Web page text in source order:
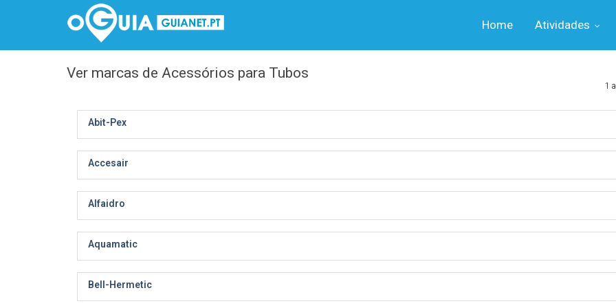
Home Atividades
Ver marcas de Acessórios para Tubos
1
Abit-Pex
Accesair
Alfaidro
Aquamatic
Bell-Hermetic